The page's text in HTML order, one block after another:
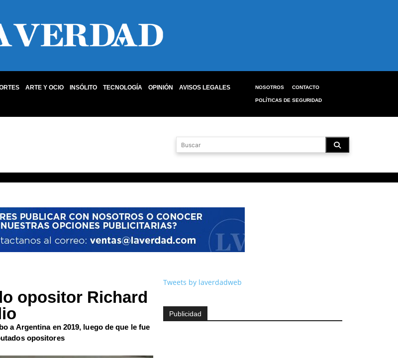
ARTE Y OCIO INSÓLITO TECNOLOGÍA OPINIÓN
AVISOS LEGALES
NOSOTROS CONTACTO
POLÍTICAS DE SEGURIDAD
opositor Richard
a Argentina en 2019, luego de que le fue
opositores
Tweets by laverdadweb
Publicidad